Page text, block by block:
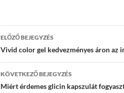
Bejegyzések
navigációja
ELŐZŐ BEJEGYZÉS
Vivid color gel kedvezményes áron az
KÖVETKEZŐ BEJEGYZÉS
Miért érdemes glicin kapszulát